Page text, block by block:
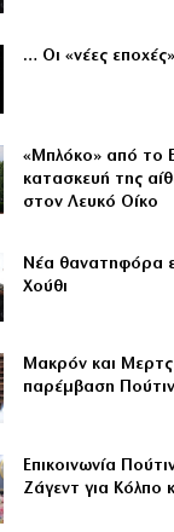
… Οι «νέες εποχές»
«Μπλόκο» από το
κατασκευή της
στον Λευκό Οίκο
Νέα θανατηφόρα
Χούθι
Μακρόν και
παρέμβαση Πούτιν
Επικοινωνία
Ζάγεντ για Κόλπο